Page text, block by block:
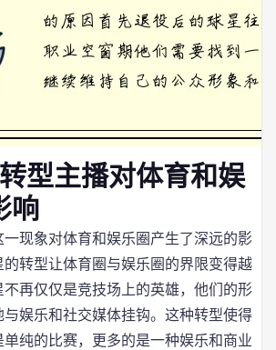
型主播对体育和娱
响
现象对体育和娱乐圈产生了深远的影
的转型让体育圈与娱乐圈的界限变得越
不再仅仅是竞技场上的英雄，他们的形
与娱乐和社交媒体挂钩。这种转型使得
纯的比赛，更多的是一种娱乐和商业